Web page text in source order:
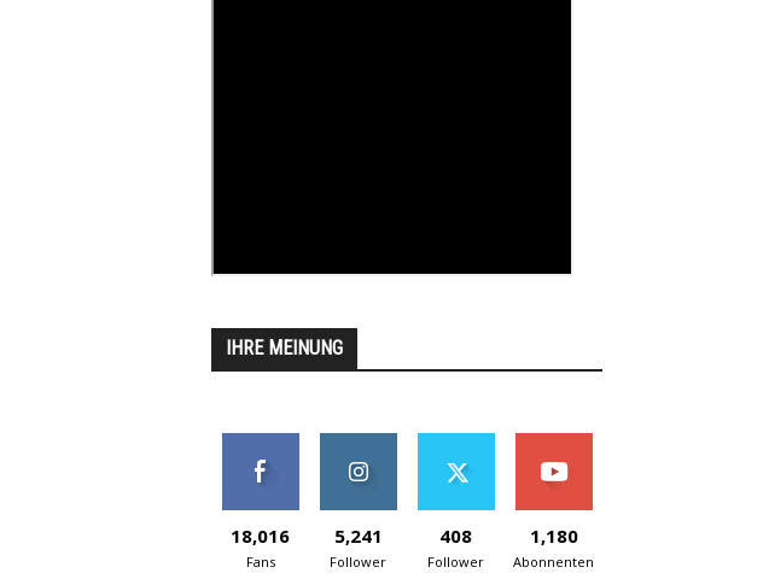
IHRE MEINUNG
18,016
Fans
5,241
Follower
408
Follower
1,180
Abonnenten